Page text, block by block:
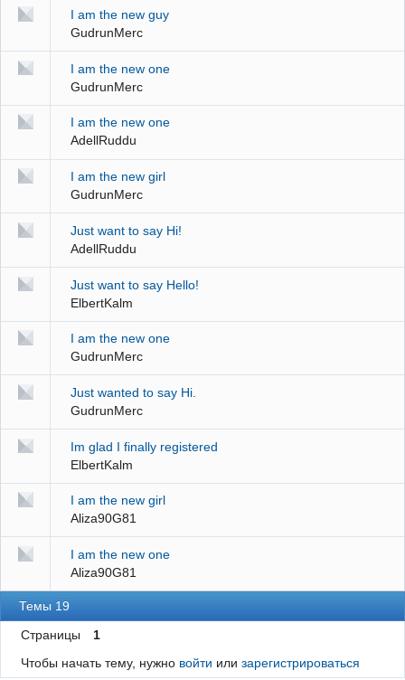
I am the new guy
GudrunMerc
I am the new one
GudrunMerc
I am the new one
AdellRuddu
I am the new girl
GudrunMerc
Just want to say Hi!
AdellRuddu
Just want to say Hello!
ElbertKalm
I am the new one
GudrunMerc
Just wanted to say Hi.
GudrunMerc
Im glad I finally registered
ElbertKalm
I am the new girl
Aliza90G81
I am the new one
Aliza90G81
Темы 19
Страницы
1
Чтобы начать тему, нужно войти или зарегистрироваться